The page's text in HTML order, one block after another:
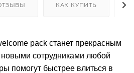
КАК КУПИТЬ
pack станет прекрасным
сотрудниками любой
помогут быстрее влиться в